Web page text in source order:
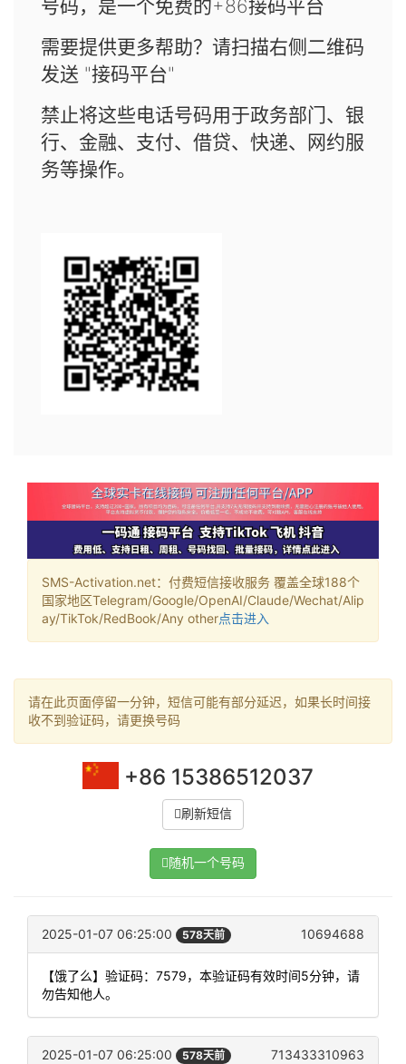
号码，是一个免费的+86接码平台
需要提供更多帮助？请扫描右侧二维码
发送 "接码平台"
禁止将这些电话号码用于政务部门、银
行、金融、支付、借贷、快递、网约服
务等操作。
SMS-Activation.net：付费短信接收服务 覆盖全球188个
国家地区Telegram/Google/OpenAI/Claude/Wechat/Alip
ay/TikTok/RedBook/Any other点击进入
请在此页面停留一分钟，短信可能有部分延迟，如果长时间接
收不到验证码，请更换号码
+86 15386512037
刷新短信
随机一个号码
2025-01-07 06:25:00 578天前 10694688
【饿了么】验证码：7579，本验证码有效时间5分钟，请
勿告知他人。
2025-01-07 06:25:00 578天前 713433310963